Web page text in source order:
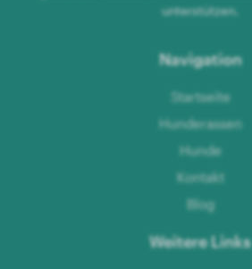
unterstützen.
Navigation
Startseite
Hunderassen
Hunde
Kontakt
Blog
Weitere Links